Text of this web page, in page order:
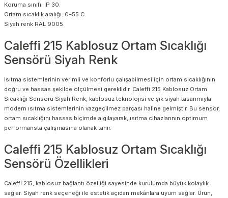
Koruma sınıfı: IP 30.
Ortam sıcaklık aralığı: 0–55 C.
Siyah renk RAL 9005.
Caleffi 215 Kablosuz Ortam Sıcaklığı
Sensörü Siyah Renk
Isıtma sistemlerinin verimli ve konforlu çalışabilmesi için ortam sıcaklığının
doğru ve hassas şekilde ölçülmesi gereklidir. Caleffi 215 Kablosuz Ortam
Sıcaklığı Sensörü Siyah Renk, kablosuz teknolojisi ve şık siyah tasarımıyla
modern ısıtma sistemlerinin vazgeçilmez parçası haline gelmiştir. Bu sensör,
ortam sıcaklığını hassas biçimde algılayarak, ısıtma cihazlarının optimum
performansta çalışmasına olanak tanır.
Caleffi 215 Kablosuz Ortam Sıcaklığı
Sensörü Özellikleri
Caleffi 215, kablosuz bağlantı özelliği sayesinde kurulumda büyük kolaylık
sağlar. Siyah renk seçeneği ile estetik açıdan mekânlara uyum sağlar. Ürün,